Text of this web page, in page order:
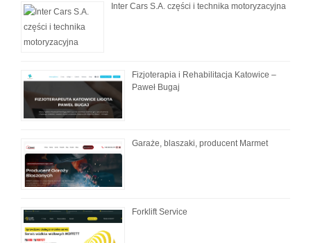
Inter Cars S.A. części i technika motoryzacyjna
Fizjoterapia i Rehabilitacja Katowice –
Paweł Bugaj
Garaże, blaszaki, producent Marmet
Forklift Service